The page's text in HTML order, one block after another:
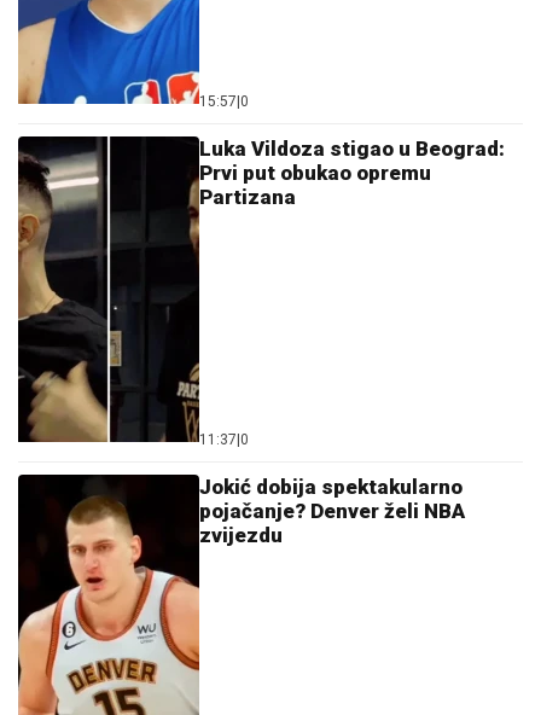
15:57 0
Luka Vildoza stigao u Beograd:
Prvi put obukao opremu
Partizana
11:37 0
Jokić dobija spektakularno
pojačanje? Denver želi NBA
zvijezdu